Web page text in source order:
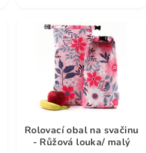
Rolovací obal na svačinu
- Růžová louka/ malý